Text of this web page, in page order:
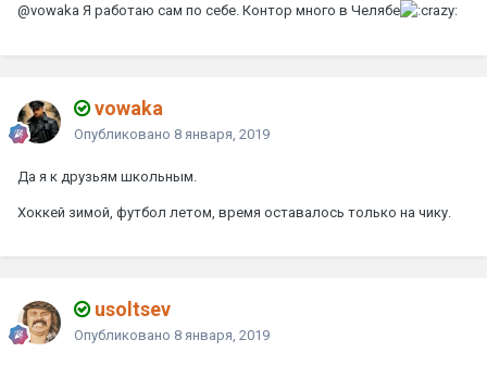
@vowaka Я работаю сам по себе. Контор много в Челябе
vowaka
Опубликовано 8 января, 2019
Да я к друзьям школьным.
Хоккей зимой, футбол летом, время оставалось только на чику.
usoltsev
Опубликовано 8 января, 2019